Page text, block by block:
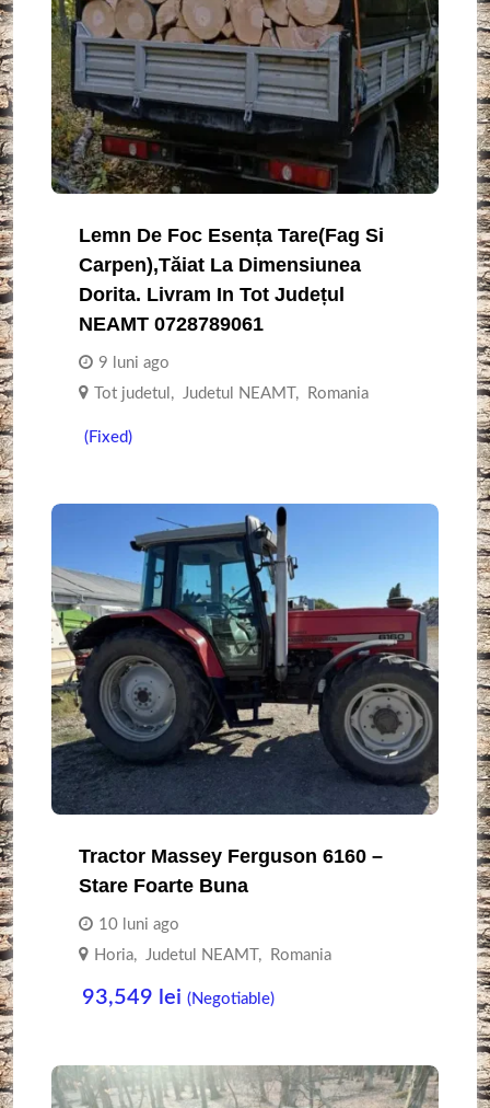
Lemn De Foc Esența Tare(fag Si
Carpen),tăiat La Dimensiunea
Dorita. Livram In Tot Județul
NEAMT 0728789061
9 luni ago
Tot judetul , Judetul NEAMT , Romania
(Fixed)
Tractor Massey Ferguson 6160 –
Stare Foarte Buna
10 luni ago
Horia, Judetul NEAMT, Romania
93,549 lei (Negotiable)